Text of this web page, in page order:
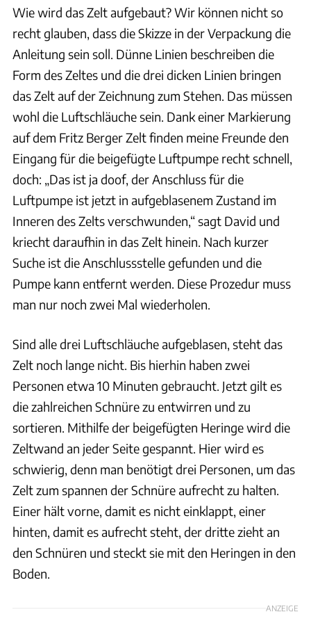
Wie wird das Zelt aufgebaut? Wir können nicht so
recht glauben, dass die Skizze in der Verpackung die
Anleitung sein soll. Dünne Linien beschreiben die
Form des Zeltes und die drei dicken Linien bringen
das Zelt auf der Zeichnung zum Stehen. Das müssen
wohl die Luftschläuche sein. Dank einer Markierung
auf dem Fritz Berger Zelt finden meine Freunde den
Eingang für die beigefügte Luftpumpe recht schnell,
doch: „Das ist ja doof, der Anschluss für die
Luftpumpe ist jetzt in aufgeblasenem Zustand im
Inneren des Zelts verschwunden,“ sagt David und
kriecht daraufhin in das Zelt hinein. Nach kurzer
Suche ist die Anschlussstelle gefunden und die
Pumpe kann entfernt werden. Diese Prozedur muss
man nur noch zwei Mal wiederholen.
Sind alle drei Luftschläuche aufgeblasen, steht das
Zelt noch lange nicht. Bis hierhin haben zwei
Personen etwa 10 Minuten gebraucht. Jetzt gilt es
die zahlreichen Schnüre zu entwirren und zu
sortieren. Mithilfe der beigefügten Heringe wird die
Zeltwand an jeder Seite gespannt. Hier wird es
schwierig, denn man benötigt drei Personen, um das
Zelt zum spannen der Schnüre aufrecht zu halten.
Einer hält vorne, damit es nicht einklappt, einer
hinten, damit es aufrecht steht, der dritte zieht an
den Schnüren und steckt sie mit den Heringen in den
Boden.
ANZEIGE